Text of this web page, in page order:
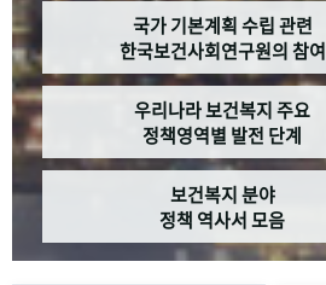
국가 기본계획 수립 관련
한국보건사회연구원의 참여
우리나라 보건복지 주요
정책영역별 발전 단계
보건복지 분야
정책 역사서 모음